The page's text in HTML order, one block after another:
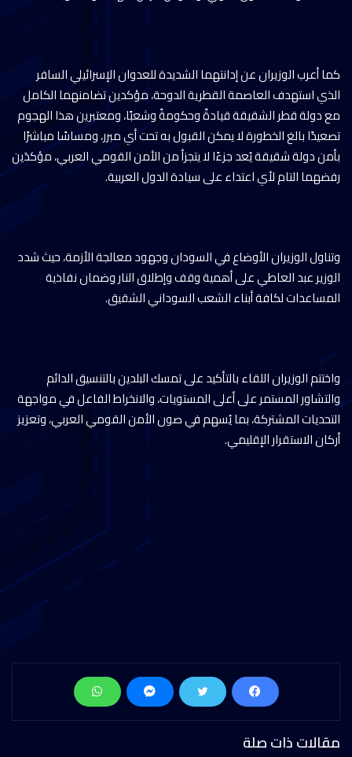
كما أعرب الوزيران عن إدانتهما الشديدة للعدوان الإسرائيلي السافر
الذي استهدف العاصمة القطرية الدوحة، مؤكدين تضامنهما الكامل
مع دولة قطر الشقيقة قيادةً وحكومةً وشعبًا، ومعتبرين هذا الهجوم
تصعيدًا بالغ الخطورة لا يمكن القبول به تحت أي مبرر، ومساسًا مباشرًا
بأمن دولة شقيقة يُعد جزءًا لا يتجزأ من الأمن القومي العربي، مؤكدَين
رفضهما التام لأي اعتداء على سيادة الدول العربية.
وتناول الوزيران الأوضاع في السودان وجهود معالجة الأزمة، حيث شدد
الوزير عبد العاطي على أهمية وقف وإطلاق النار وضمان نفاذية
المساعدات لكافة أبناء الشعب السوداني الشقيق.
واختتم الوزيران اللقاء بالتأكيد على تمسك البلدين بالتنسيق الدائم
والتشاور المستمر على أعلى المستويات، والانخراط الفاعل في مواجهة
التحديات المشتركة، بما يُسهم في صون الأمن القومي العربي، وتعزيز
أركان الاستقرار الإقليمي.
مقالات ذات صلة